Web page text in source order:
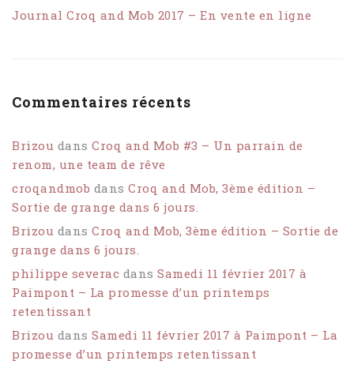
Journal Croq and Mob 2017 – En vente en ligne
Commentaires récents
Brizou dans Croq and Mob #3 – Un parrain de
renom, une team de rêve
croqandmob dans Croq and Mob, 3ème édition –
Sortie de grange dans 6 jours.
Brizou dans Croq and Mob, 3ème édition – Sortie de
grange dans 6 jours.
philippe severac dans Samedi 11 février 2017 à
Paimpont – La promesse d’un printemps
retentissant
Brizou dans Samedi 11 février 2017 à Paimpont – La
promesse d’un printemps retentissant